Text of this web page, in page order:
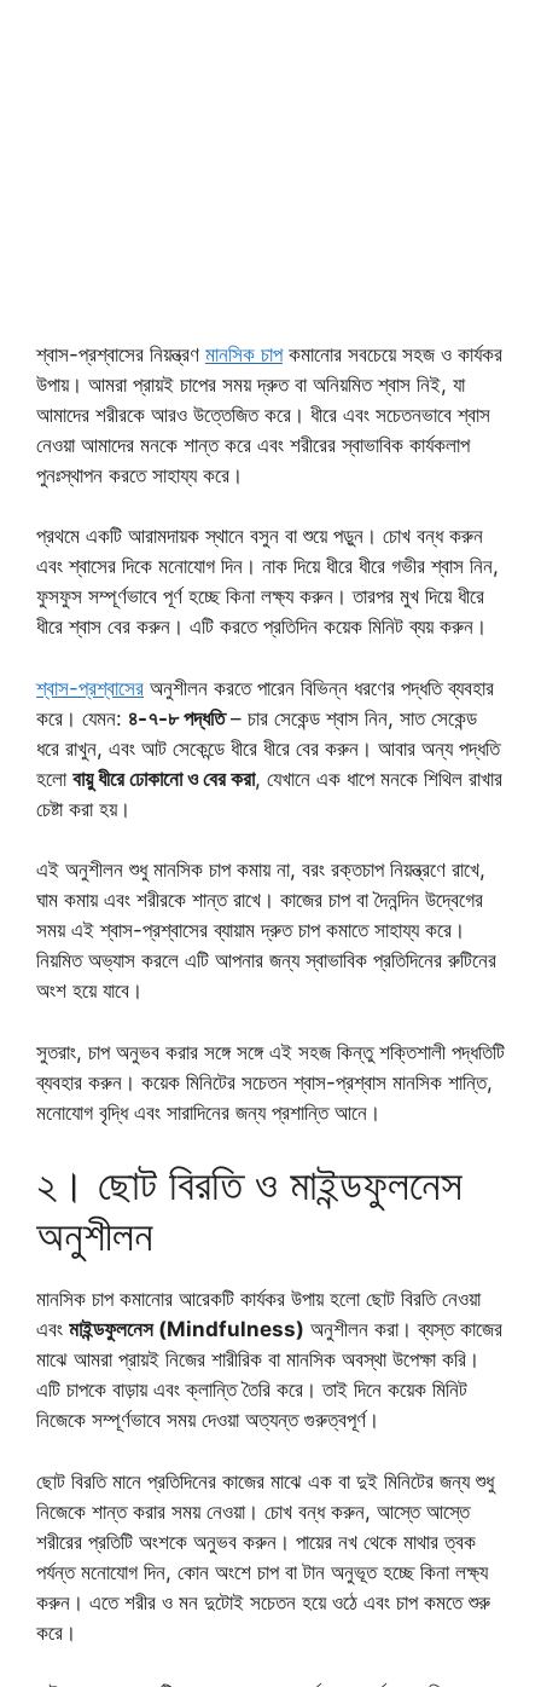
শ্বাস-প্রশ্বাসের নিয়ন্ত্রণ মানসিক চাপকমানোর সবচেয়ে সহজ ও কার্যকর
উপায়। আমরা প্রায়ই চাপের সময় দ্রুত বা অনিয়মিত শ্বাস নিই, যা
আমাদের শরীরকে আরও উত্তেজিত করে। ধীরে এবং সচেতনভাবে শ্বাস
নেওয়া আমাদের মনকে শান্ত করে এবং শরীরের স্বাভাবিক কার্যকলাপ
পুনঃস্থাপন করতে সাহায্য করে।
প্রথমে একটি আরামদায়ক স্থানে বসুন বা শুয়ে পড়ুন। চোখ বন্ধ করুন
এবং শ্বাসের দিকে মনোযোগ দিন। নাক দিয়ে ধীরে ধীরে গভীর শ্বাস নিন,
ফুসফুস সম্পূর্ণভাবে পূর্ণ হচ্ছে কিনা লক্ষ্য করুন। তারপর মুখ দিয়ে ধীরে
ধীরে শ্বাস বের করুন। এটি করতে প্রতিদিন কয়েক মিনিট ব্যয় করুন।
শ্বাস-প্রশ্বাসের অনুশীলন করতে পারেন বিভিন্ন ধরণের পদ্ধতি ব্যবহার
করে। যেমন: ৪-৭-৮ পদ্ধতি– চার সেকেন্ড শ্বাস নিন, সাত সেকেন্ড
ধরে রাখুন, এবং আট সেকেন্ডে ধীরে ধীরে বের করুন। আবার অন্য পদ্ধতি
হলো বায়ু ধীরে ঢোকানো ও বের করা, যেখানে এক ধাপে মনকে শিথিল রাখার
চেষ্টা করা হয়।
এই অনুশীলন শুধু মানসিক চাপ কমায় না, বরং রক্তচাপ নিয়ন্ত্রণে রাখে,
ঘাম কমায় এবং শরীরকে শান্ত রাখে। কাজের চাপ বা দৈনন্দিন উদ্বেগের
সময় এই শ্বাস-প্রশ্বাসের ব্যায়াম দ্রুত চাপ কমাতে সাহায্য করে।
নিয়মিত অভ্যাস করলে এটি আপনার জন্য স্বাভাবিক প্রতিদিনের রুটিনের
অংশ হয়ে যাবে।
সুতরাং, চাপ অনুভব করার সঙ্গে সঙ্গে এই সহজ কিন্তু শক্তিশালী পদ্ধতিটি
ব্যবহার করুন। কয়েক মিনিটের সচেতন শ্বাস-প্রশ্বাস মানসিক শান্তি,
মনোযোগ বৃদ্ধি এবং সারাদিনের জন্য প্রশান্তি আনে।
২। ছোট বিরতি ও মাইন্ডফুলনেস
অনুশীলন
মানসিক চাপ কমানোর আরেকটি কার্যকর উপায় হলো ছোট বিরতি নেওয়া
এবং মাইন্ডফুলনেস (Mindfulness) অনুশীলন করা। ব্যস্ত কাজের
মাঝে আমরা প্রায়ই নিজের শারীরিক বা মানসিক অবস্থা উপেক্ষা করি।
এটি চাপকে বাড়ায় এবং ক্লান্তি তৈরি করে। তাই দিনে কয়েক মিনিট
নিজেকে সম্পূর্ণভাবে সময় দেওয়া অত্যন্ত গুরুত্বপূর্ণ।
ছোট বিরতি মানে প্রতিদিনের কাজের মাঝে এক বা দুই মিনিটের জন্য শুধু
নিজেকে শান্ত করার সময় নেওয়া। চোখ বন্ধ করুন, আস্তে আস্তে
শরীরের প্রতিটি অংশকে অনুভব করুন। পায়ের নখ থেকে মাথার ত্বক
পর্যন্ত মনোযোগ দিন, কোন অংশে চাপ বা টান অনুভূত হচ্ছে কিনা লক্ষ্য
করুন। এতে শরীর ও মন দুটোই সচেতন হয়ে ওঠে এবং চাপ কমতে শুরু
করে।